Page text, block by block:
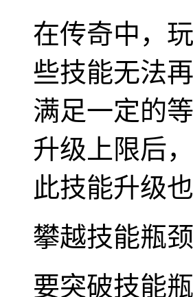
在传奇中，
些技能无法
满足一定的
升级上限后
此技能升级
攀越技能瓶颈
要突破技能